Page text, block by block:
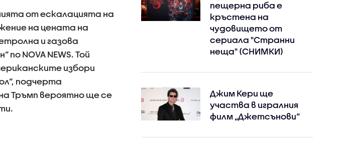
от ескалацията на
на цената на
и газова
NOVA NEWS. Той
избори
подчерта
Тръмп вероятно ще се
пещерна риба е
кръстена на
чудовището от
сериала "Странни
неща" (СНИМКИ)
Джим Кери ще
участва в игралния
филм „Джетсънови“